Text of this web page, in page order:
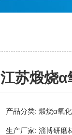
江苏煅烧α
产品分类: 煅烧α氧
生产厂家: 淄博研磨